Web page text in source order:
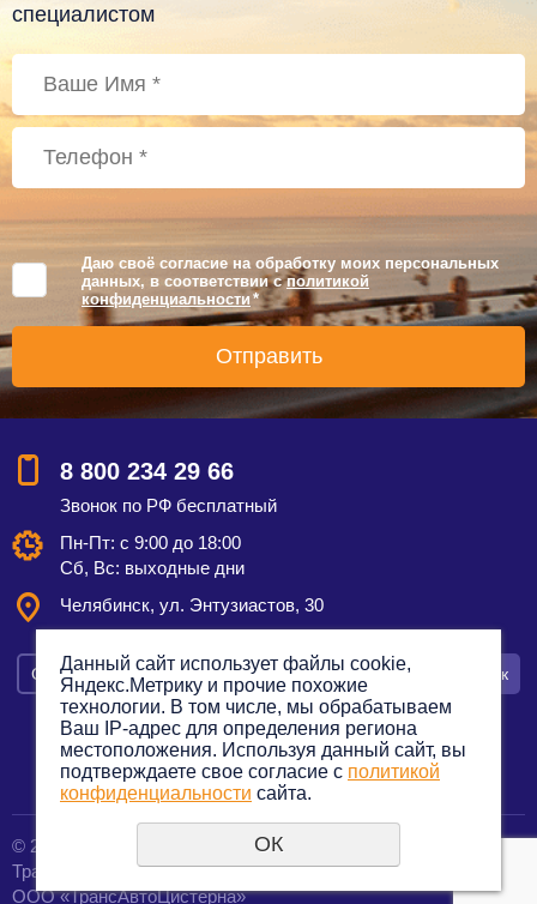
специалистом
Даю своё согласие на обработку моих персональных
данных, в соответствии сполитикой
конфиденциальности *
8 800 234 29 66
Звонок по РФ бесплатный
Пн-Пт: с 9:00 до 18:00
Сб, Вс: выходные дни
Челябинск, ул. Энтузиастов, 30
Смотреть на карте Оставить заявку Заказать звонок
Политика конфиденциальности
© 2012—2023. Все права защищены.
Транспортная компания по грузоперевозкам
ООО «ТрансАвтоЦистерна»
Данный сайт использует файлы cookie,
Яндекс.Метрику и прочие похожие
технологии. В том числе, мы обрабатываем
Ваш IP-адрес для определения региона
местоположения. Используя данный сайт, вы
подтверждаете свое согласие с политикой
конфиденциальности сайта.
ОК